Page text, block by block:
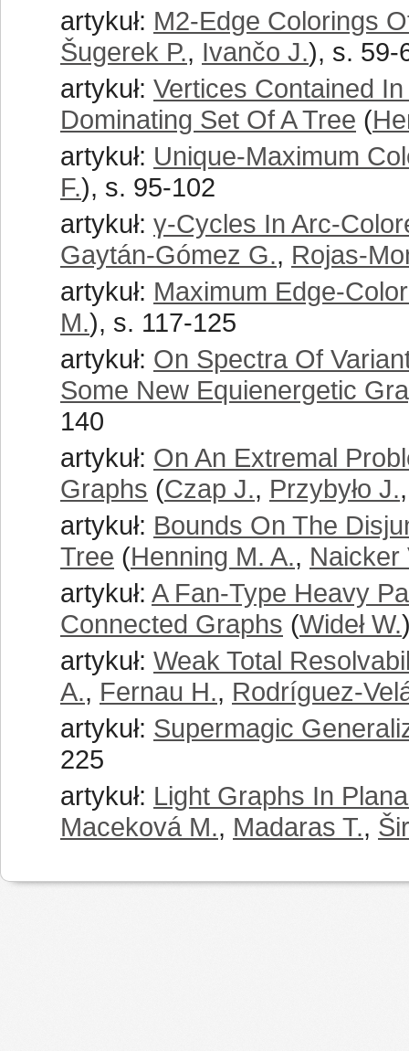
artykuł: M2-Edge Colorings
Šugerek P., Ivančo J.), s. 59-
artykuł: Vertices Contained
Dominating Set Of A Tree (
artykuł: Unique-Maximum
F.), s. 95-102
artykuł: γ-Cycles In Arc-
Gaytán-Gómez G., Rojas-
artykuł: Maximum Edge-
M.), s. 117-125
artykuł: On Spectra Of
Some New Equienergetic
140
artykuł: On An Extremal
Graphs (Czap J., Przybyło J.
artykuł: Bounds On The
Tree (Henning M. A., Naicker
artykuł: A Fan-Type Heavy
Connected Graphs (Wideł W.
artykuł: Weak Total
A., Fernau H., Rodríguez-
artykuł: Supermagic
225
artykuł: Light Graphs In
Maceková M., Madaras T.,